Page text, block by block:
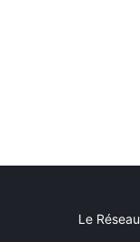
Le Réseau